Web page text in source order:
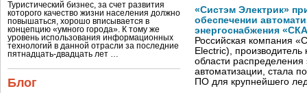
Туристический бизнес, за счет развития
которого качество жизни населения должно
повышаться, хорошо вписывается в
концепцию «умного города». К тому же
уровень использования информационных
технологий в данной отрасли за последние
пятнадцать-двадцать лет …
Блог
«Систэм Электрик»
обеспечении
энергоснабжения
Российская компания
Electric),
области распределения
автоматизации, стала
ПО для крупнейшего